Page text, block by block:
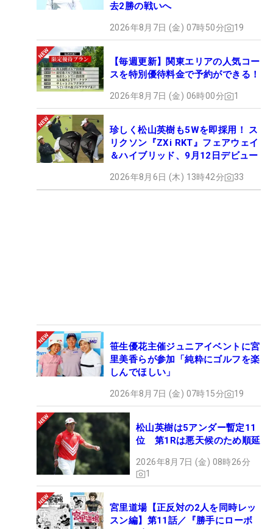
去2勝の戦いへ
2026年8月7日 (金) 07時50分 19
【毎週更新】関東エリアの人気コー
スを特別優待料金で予約ができる！
2026年8月7日 (金) 06時00分 1
珍しく松山英樹も5Wを即採用！ ス
リクソン『ZXi RKT』フェアウェイ
＆ハイブリッド、9月12日デビュー
2026年8月6日 (木) 13時42分 33
笹生優花主催ジュニアイベントに宮
里美香らが参加「純粋にゴルフを楽
しんでほしい」
2026年8月7日 (金) 07時15分 19
松山英樹は5アンダー暫定11
位 第1Rは悪天候のため順延
2026年8月7日 (金) 08時26分
1
宮里道場【正反対の2人を同時レッ
スン編】第11話／『勝手にローボ